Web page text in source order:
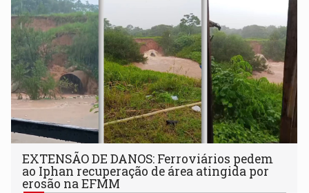
EXTENSÃO DE DANOS: Ferroviários pedem
ao Iphan recuperação de área atingida por
erosão na EFMM